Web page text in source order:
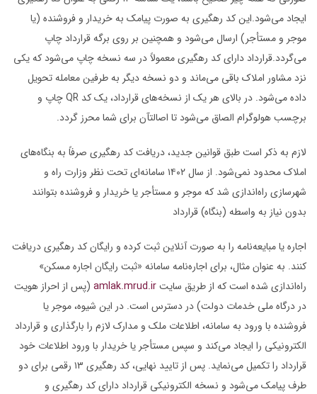
ایجاد می‌شود.این کد رهگیری به صورت پیامک به خریدار و فروشنده (یا
موجر و مستأجر) ارسال می‌شود و همچنین بر روی برگه قرارداد چاپ
می‌گردد.قرارداد دارای کد رهگیری معمولاً در سه نسخه چاپ می‌شود که یکی
نزد مشاور املاک باقی می‌ماند و دو نسخه دیگر به طرفین معامله تحویل
داده می‌شود. در بالای هر یک از نسخه‌های قرارداد، یک کد QR چاپ و
برچسب هولوگرام الصاق می‌شود تا اصالتآن برای شما محرز گردد.
لازم به ذکر است طبق قوانین جدید، دریافت کد رهگیری صرفاً به بنگاه‌های
املاک محدود نمی‌شود. از سال ۱۴۰۲ سامانه‌ای تحت نظر وزارت راه و
شهرسازی راه‌اندازی شد که موجر و مستأجر یا خریدار و فروشنده بتوانند
بدون نیاز به واسطه (بنگاه) قرارداد
اجاره یا مبایعه‌نامه را به صورت آنلاین ثبت کرده و رایگان کد رهگیری دریافت
کنند. به عنوان مثال، برای اجاره‌نامه سامانه «ثبت رایگان اجاره مسکن»
راه‌اندازی شده است که از طریق سایتamlak.mrud.ir (پس از احراز هویت
در درگاه ملی خدمات دولت) در دسترس است. در این شیوه، موجر یا
فروشنده با ورود به سامانه، اطلاعات ملک و مدارک لازم را بارگذاری و قرارداد
الکترونیکی را ایجاد می‌کند و سپس مستأجر یا خریدار با ورود اطلاعات خود
قرارداد را تکمیل می‌نماید. پس از تایید نهایی، کد رهگیری ۱۳ رقمی برای دو
طرف پیامک می‌شود و نسخه الکترونیکی قرارداد دارای کد رهگیری و